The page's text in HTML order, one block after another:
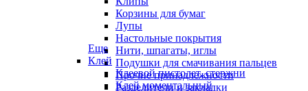
Корзины для бумаг
Лупы
Настольные покрытия
Нити, шпагаты, иглы
Подушки для смачивания пальцев
Прочие принадлежности
Разделители и закладки
Еще
Клей
Клеевой пистолет, стержни
Клей моментальный